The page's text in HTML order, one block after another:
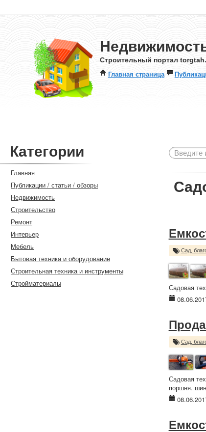
Строительный портал
Главная страница
Категории
Главная
Публикации / статьи / обзоры
Недвижимость
Строительство
Ремонт
Интерьер
Мебель
Бытовая техника и оборудование
Строительная техника и инструменты
Стройматериалы
Сад,
Садовая
Сад,
Садовая
поршня.